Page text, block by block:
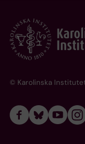
© Karolinska